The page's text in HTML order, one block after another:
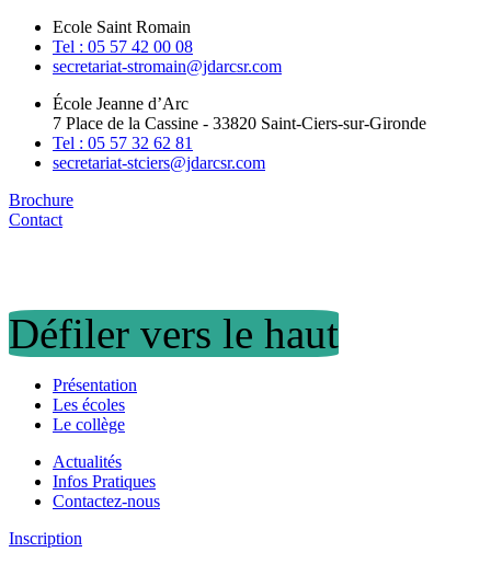
Ecole Saint Romain
Tel : 05 57 42 00 08
secretariat-stromain@jdarcsr.com
École Jeanne d’Arc
7 Place de la Cassine - 33820 Saint-Ciers-sur-Gironde
Tel : 05 57 32 62 81
secretariat-stciers@jdarcsr.com
Brochure
Contact
Défiler vers le haut
Présentation
Les écoles
Le collège
Actualités
Infos Pratiques
Contactez-nous
Inscription